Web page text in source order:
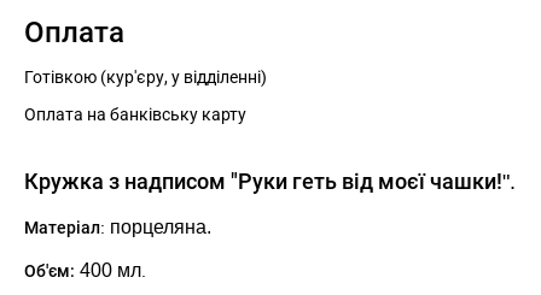
Оплата
Готівкою (кур'єру, у відділенні)
Оплата на банківську карту
Кружка з надписом "Руки геть від моєї чашки!".
Матеріал: порцеляна.
Об'єм: 400 мл